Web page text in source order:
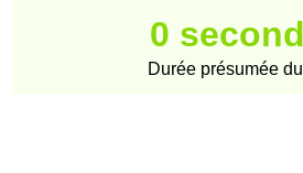
0
Durée présumée